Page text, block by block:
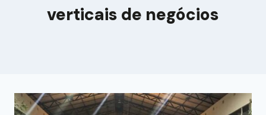
verticais de negócios